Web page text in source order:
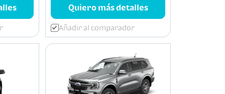
Quiero más detalles
Añadir al comparador